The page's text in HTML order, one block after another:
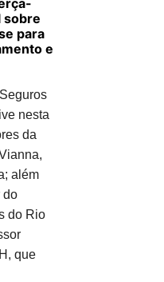
sobre
para
e
nesta
da
além
do
do Rio
que